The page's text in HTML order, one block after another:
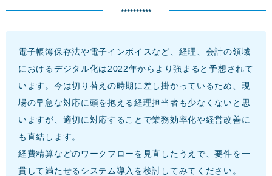
**********
電子帳簿保存法や電子インボイスなど、経理、会計の領域
におけるデジタル化は2022年からより強まると予想されて
います。今は切り替えの時期に差し掛かっているため、現
場の早急な対応に頭を抱える経理担当者も少なくないと思
いますが、適切に対応することで業務効率化や経営改善に
も直結します。
経費精算などのワークフローを見直したうえで、要件を一
貫して満たせるシステム導入を検討してみてください。